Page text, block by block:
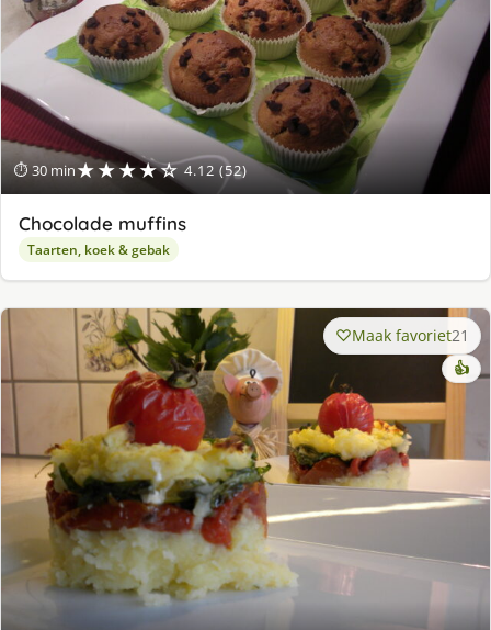
⏱ 30 min★★★★☆ 4.12 (52)
Chocolade muffins
Taarten, koek & gebak
Maak favoriet21
👍